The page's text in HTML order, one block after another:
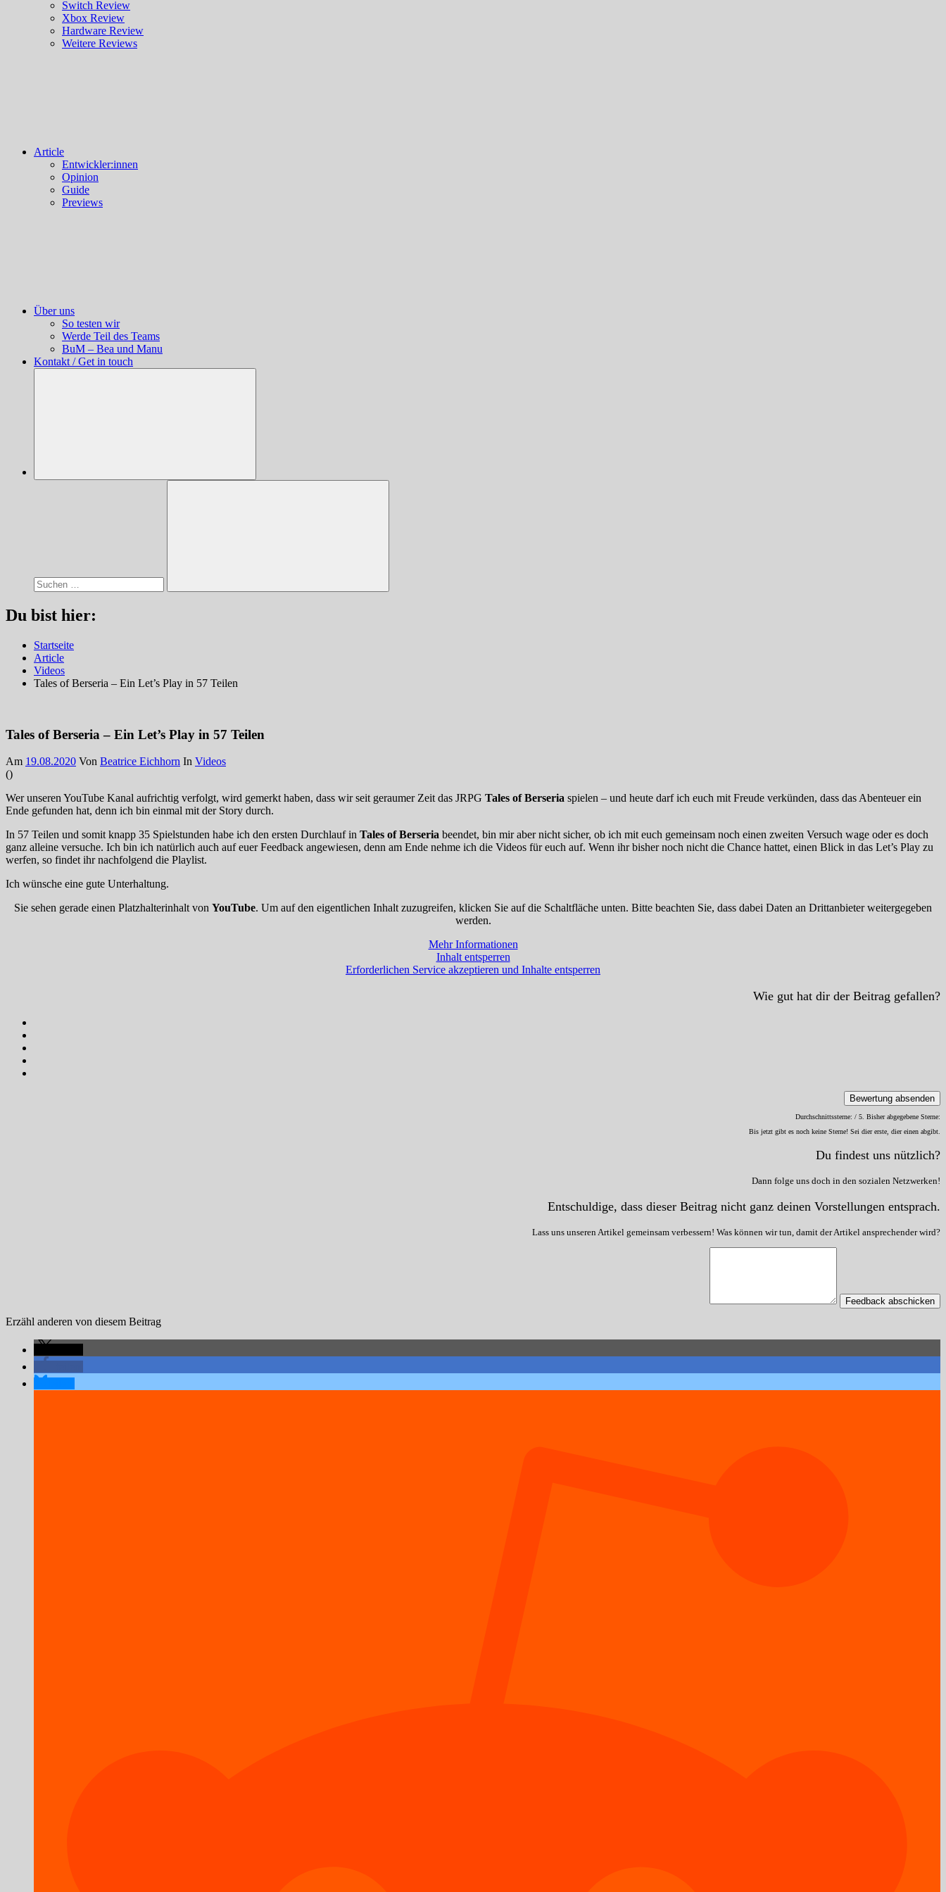
Switch Review
Xbox Review
Hardware Review
Weitere Reviews
Article
Entwickler:innen
Opinion
Guide
Previews
Über uns
So testen wir
Werde Teil des Teams
BuM – Bea und Manu
Kontakt / Get in touch
Suchen
Du bist hier:
Startseite
Article
Videos
Tales of Berseria – Ein Let’s Play in 57 Teilen
Tales of Berseria – Ein Let’s Play in 57 Teilen
Am 19.08.2020 Von Beatrice Eichhorn In Videos
()
Wer unseren YouTube Kanal aufrichtig verfolgt, wird gemerkt haben, dass wir seit geraumer Zeit das JRPG Tales of Berseria spielen – und heute darf ich euch mit Freude verkünden, dass das Abenteuer ein
Ende gefunden hat, denn ich bin einmal mit der Story durch.
In 57 Teilen und somit knapp 35 Spielstunden habe ich den ersten Durchlauf in Tales of Berseria beendet, bin mir aber nicht sicher, ob ich mit euch gemeinsam noch einen zweiten Versuch wage oder es doch
ganz alleine versuche. Ich bin ich natürlich auch auf euer Feedback angewiesen, denn am Ende nehme ich die Videos für euch auf. Wenn ihr bisher noch nicht die Chance hattet, einen Blick in das Let’s Play zu
werfen, so findet ihr nachfolgend die Playlist.
Ich wünsche eine gute Unterhaltung.
Sie sehen gerade einen Platzhalterinhalt von YouTube. Um auf den eigentlichen Inhalt zuzugreifen, klicken Sie auf die Schaltfläche unten. Bitte beachten Sie, dass dabei Daten an Drittanbieter weitergegeben
werden.
Mehr Informationen
Inhalt entsperren
Erforderlichen Service akzeptieren und Inhalte entsperren
Wie gut hat dir der Beitrag gefallen?
Bewertung absenden
Durchschnittssterne: / 5. Bisher abgegebene Sterne:
Bis jetzt gibt es noch keine Sterne! Sei dier erste, dier einen abgibt.
Du findest uns nützlich?
Dann folge uns doch in den sozialen Netzwerken!
Entschuldige, dass dieser Beitrag nicht ganz deinen Vorstellungen entsprach.
Lass uns unseren Artikel gemeinsam verbessern! Was können wir tun, damit der Artikel ansprechender wird?
Feedback abschicken
Erzähl anderen von diesem Beitrag